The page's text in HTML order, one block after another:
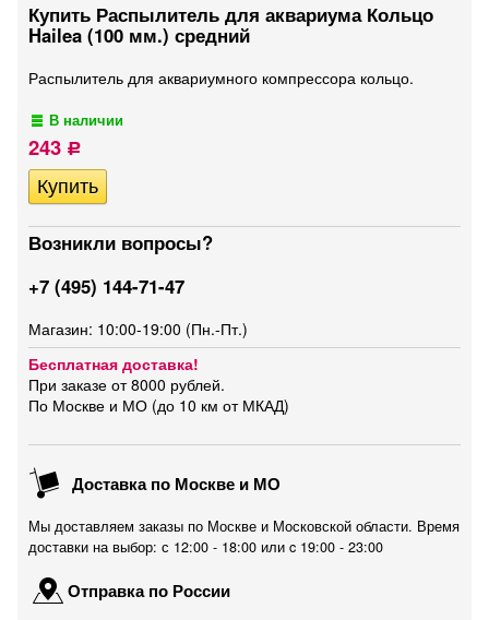
Купить Распылитель для аквариума Кольцо
Hailea (100 мм.) средний
Распылитель для аквариумного компрессора кольцо.
В наличии
243 Р
Возникли вопросы?
+7 (495) 144-71-47
Магазин: 10:00-19:00 (Пн.-Пт.)
Бесплатная доставка!
При заказе от 8000 рублей.
По Москве и МО (до 10 км от МКАД)
Доставка по Москве и МО
Мы доставляем заказы по Москве и Московской области. Время
доставки на выбор: с 12:00 - 18:00 или c 19:00 - 23:00
Отправка по России